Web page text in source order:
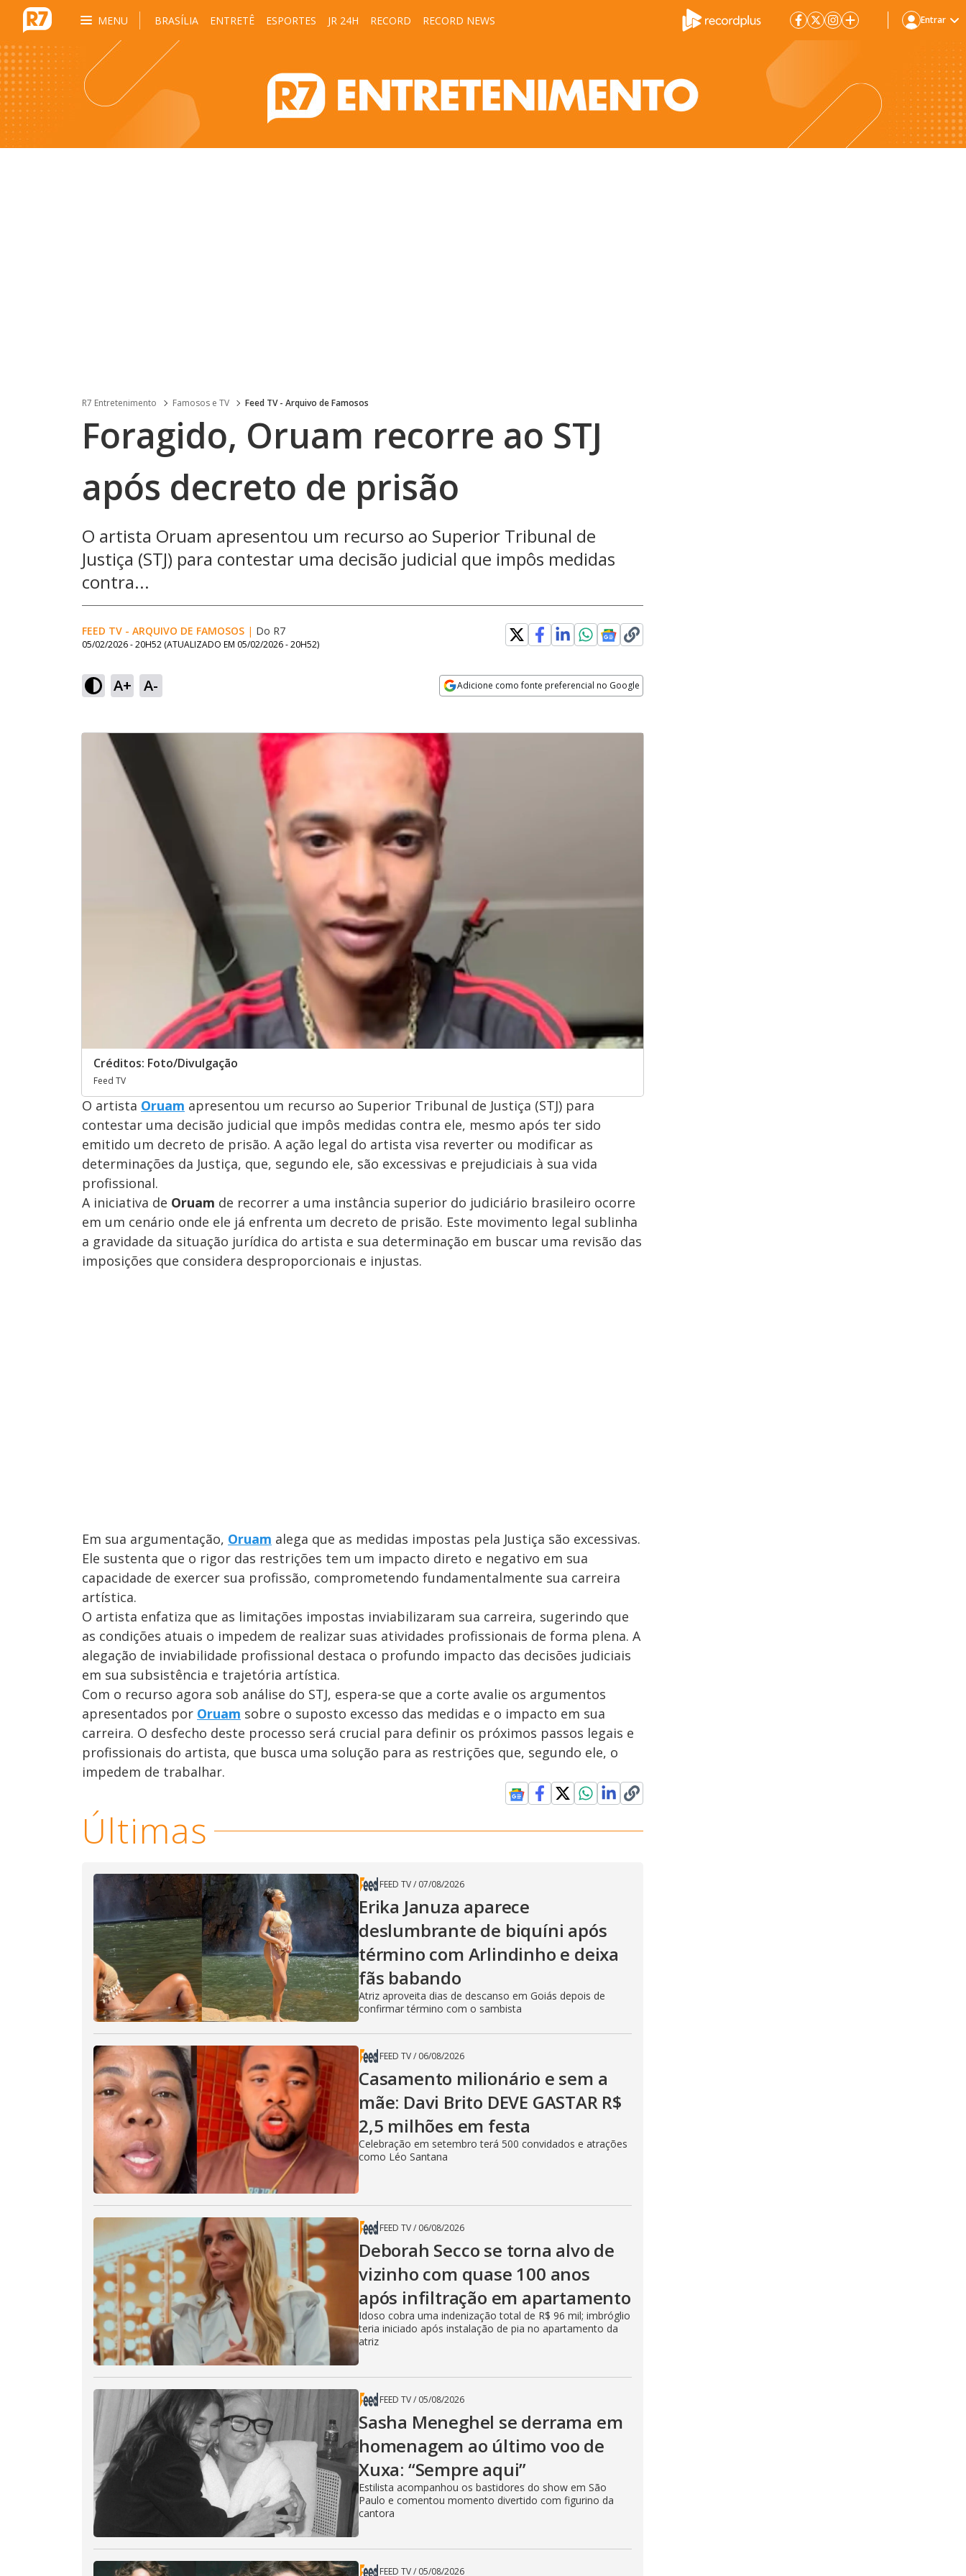
MENU BRASÍLIA ENTRETÊ ESPORTES JR 24H RECORD RECORD NEWS Entrar
R7 Entretenimento Famosos e TV Feed TV - Arquivo de Famosos
Foragido, Oruam recorre ao STJ
após decreto de prisão
O artista Oruam apresentou um recurso ao Superior Tribunal de
Justiça (STJ) para contestar uma decisão judicial que impôs medidas
contra...
FEED TV - ARQUIVO DE FAMOSOS | Do R7
05/02/2026 - 20H52 (ATUALIZADO EM 05/02/2026 - 20H52)
A+ A- Adicione como fonte preferencial no Google
Créditos: Foto/Divulgação
Feed TV
O artista Oruam apresentou um recurso ao Superior Tribunal de Justiça (STJ) para
contestar uma decisão judicial que impôs medidas contra ele, mesmo após ter sido
emitido um decreto de prisão. A ação legal do artista visa reverter ou modificar as
determinações da Justiça, que, segundo ele, são excessivas e prejudiciais à sua vida
profissional.
A iniciativa de Oruam de recorrer a uma instância superior do judiciário brasileiro ocorre
em um cenário onde ele já enfrenta um decreto de prisão. Este movimento legal sublinha
a gravidade da situação jurídica do artista e sua determinação em buscar uma revisão das
imposições que considera desproporcionais e injustas.
Em sua argumentação, Oruam alega que as medidas impostas pela Justiça são excessivas.
Ele sustenta que o rigor das restrições tem um impacto direto e negativo em sua
capacidade de exercer sua profissão, comprometendo fundamentalmente sua carreira
artística.
O artista enfatiza que as limitações impostas inviabilizaram sua carreira, sugerindo que
as condições atuais o impedem de realizar suas atividades profissionais de forma plena. A
alegação de inviabilidade profissional destaca o profundo impacto das decisões judiciais
em sua subsistência e trajetória artística.
Com o recurso agora sob análise do STJ, espera-se que a corte avalie os argumentos
apresentados por Oruam sobre o suposto excesso das medidas e o impacto em sua
carreira. O desfecho deste processo será crucial para definir os próximos passos legais e
profissionais do artista, que busca uma solução para as restrições que, segundo ele, o
impedem de trabalhar.
Últimas
FEED TV/ 07/08/2026
Erika Januza aparece
deslumbrante de biquíni após
término com Arlindinho e deixa
fãs babando
Atriz aproveita dias de descanso em Goiás depois de
confirmar término com o sambista
FEED TV/ 06/08/2026
Casamento milionário e sem a
mãe: Davi Brito DEVE GASTAR R$
2,5 milhões em festa
Celebração em setembro terá 500 convidados e atrações
como Léo Santana
FEED TV/ 06/08/2026
Deborah Secco se torna alvo de
vizinho com quase 100 anos
após infiltração em apartamento
Idoso cobra uma indenização total de R$ 96 mil; imbróglio
teria iniciado após instalação de pia no apartamento da
atriz
FEED TV/ 05/08/2026
Sasha Meneghel se derrama em
homenagem ao último voo de
Xuxa: “Sempre aqui”
Estilista acompanhou os bastidores do show em São
Paulo e comentou momento divertido com figurino da
cantora
FEED TV/ 05/08/2026